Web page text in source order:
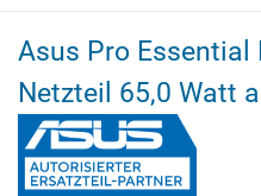
Asus Pro Essential
Netzteil 65,0 Watt